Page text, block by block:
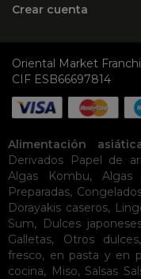
Crear cuenta
Oriental Market
CIF ESB66697814
Alimentación
Derivados
Papel de
Algas Kombu, Algas
Preparadas,
Dorayakis caseros,
Sum, Dulces
Galletas, Otros dulces
fresco, en pasta y en
cocina, Miso, Salsas